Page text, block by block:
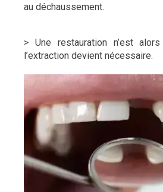
au déchaussement.
> Une restauration n’est
l’extraction devient nécessaire.